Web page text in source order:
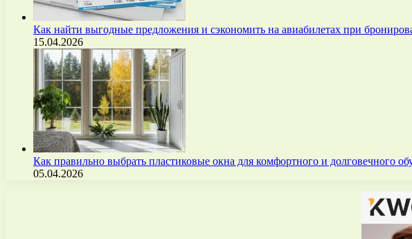
Как найти выгодные предложения и сэкономить на авиабилетах при
15.04.2026
Как правильно выбрать пластиковые окна для комфортного и долговечного
05.04.2026